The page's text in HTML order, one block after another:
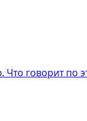
говорит по